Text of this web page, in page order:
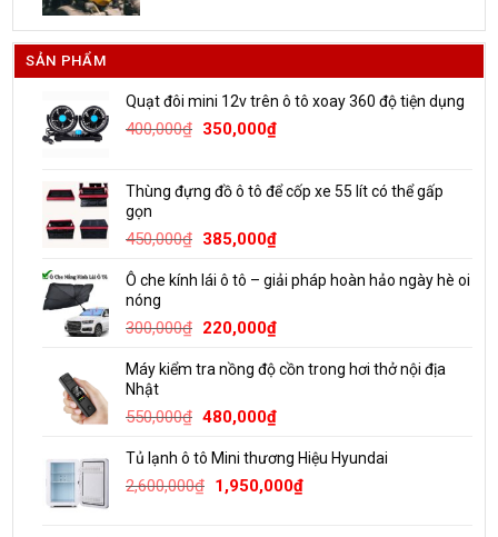
SẢN PHẨM
Quạt đôi mini 12v trên ô tô xoay 360 độ tiện dụng
400,000₫ Giá
400,000₫.
350,000₫Giá
là:
Thùng đựng đồ ô tô để cốp xe 55 lít có thể gấp
gọn
450,000₫ Giá
là:
385,000₫Giá
tại
385,000₫.
Ô che kính lái ô tô – giải pháp hoàn hảo ngày hè oi
nóng
300,000₫ Giá
là:
220,000₫Giá
tại
220,000₫.
Máy kiểm tra nồng độ cồn trong hơi thở nội địa
Nhật
550,000₫ Giá
là:
550,000₫.
480,000₫Giá
tại
là:
Tủ lạnh ô tô Mini thương Hiệu Hyundai
2,600,000₫ Giá
1,950,000₫Giá